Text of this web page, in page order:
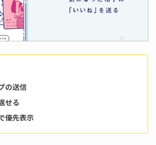
の送信
せる
優先表示